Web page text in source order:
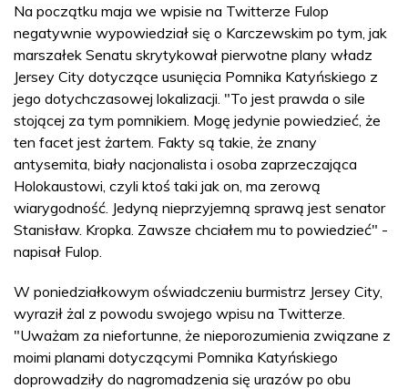
Na początku maja we wpisie na Twitterze Fulop
negatywnie wypowiedział się o Karczewskim po tym, jak
marszałek Senatu skrytykował pierwotne plany władz
Jersey City dotyczące usunięcia Pomnika Katyńskiego z
jego dotychczasowej lokalizacji. "To jest prawda o sile
stojącej za tym pomnikiem. Mogę jedynie powiedzieć, że
ten facet jest żartem. Fakty są takie, że znany
antysemita, biały nacjonalista i osoba zaprzeczająca
Holokaustowi, czyli ktoś taki jak on, ma zerową
wiarygodność. Jedyną nieprzyjemną sprawą jest senator
Stanisław. Kropka. Zawsze chciałem mu to powiedzieć" -
napisał Fulop.
W poniedziałkowym oświadczeniu burmistrz Jersey City,
wyraził żal z powodu swojego wpisu na Twitterze.
"Uważam za niefortunne, że nieporozumienia związane z
moimi planami dotyczącymi Pomnika Katyńskiego
doprowadziły do nagromadzenia się urazów po obu